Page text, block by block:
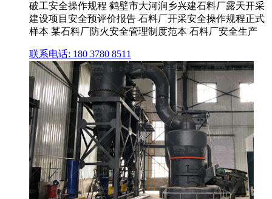
破工安全操作规程 鹤壁市大河涧乡兴建石料厂露天开采
建设项目安全预评价报告 石料厂开采安全操作规程正式
样本 某石料厂防火安全管理制度范本 石料厂安全生产
联系电话: 180 3780 8511